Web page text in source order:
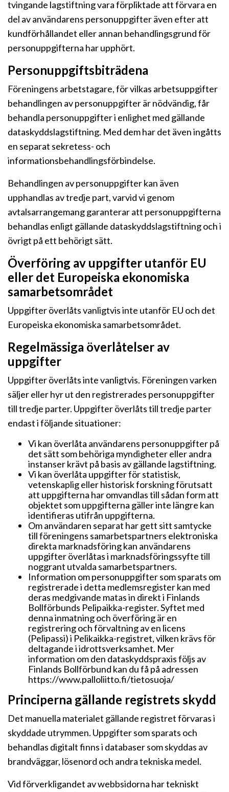
tvingande lagstiftning vara förpliktade att förvara en
del av användarens personuppgifter även efter att
kundförhållandet eller annan behandlingsgrund för
personuppgifterna har upphört.
Personuppgiftsbiträdena
Föreningens arbetstagare, för vilkas arbetsuppgifter
behandlingen av personuppgifter är nödvändig, får
behandla personuppgifter i enlighet med gällande
dataskyddslagstiftning. Med dem har det även ingåtts
en separat sekretess- och
informationsbehandlingsförbindelse.
Behandlingen av personuppgifter kan även
upphandlas av tredje part, varvid vi genom
avtalsarrangemang garanterar att personuppgifterna
behandlas enligt gällande dataskyddslagstiftning och i
övrigt på ett behörigt sätt.
Överföring av uppgifter utanför EU
eller det Europeiska ekonomiska
samarbetsområdet
Uppgifter överlåts vanligtvis inte utanför EU och det
Europeiska ekonomiska samarbetsområdet.
Regelmässiga överlåtelser av
uppgifter
Uppgifter överlåts inte vanligtvis. Föreningen varken
säljer eller hyr ut den registrerades personuppgifter
till tredje parter. Uppgifter överlåts till tredje parter
endast i följande situationer:
Vi kan överlåta användarens personuppgifter på
det sätt som behöriga myndigheter eller andra
instanser krävt på basis av gällande lagstiftning.
Vi kan överlåta uppgifter för statistisk,
vetenskaplig eller historisk forskning förutsatt
att uppgifterna har omvandlas till sådan form att
objektet som uppgifterna gäller inte längre kan
identifieras utifrån uppgifterna.
Om användaren separat har gett sitt samtycke
till föreningens samarbetspartners elektroniska
direkta marknadsföring kan användarens
uppgifter överlåtas i marknadsföringssyfte till
noggrant utvalda samarbetspartners.
Information om personuppgifter som sparats om
registrerade i detta medlemsregister kan med
deras medgivande matas in direkt i Finlands
Bollförbunds Pelipaikka-register. Syftet med
denna inmatning och överföring är en
registrering och förvaltning av en licens
(Pelipassi) i Pelikaikka-registret, vilken krävs för
deltagande i idrottsverksamhet. Mer
information om den dataskyddspraxis följs av
Finlands Bollförbund kan du få på adressen
https://www.palloliitto.fi/tietosuoja/
Principerna gällande registrets skydd
Det manuella materialet gällande registret förvaras i
skyddade utrymmen. Uppgifter som sparats och
behandlas digitalt finns i databaser som skyddas av
brandväggar, lösenord och andra tekniska medel.
Vid förverkligandet av webbsidorna har tekniskt